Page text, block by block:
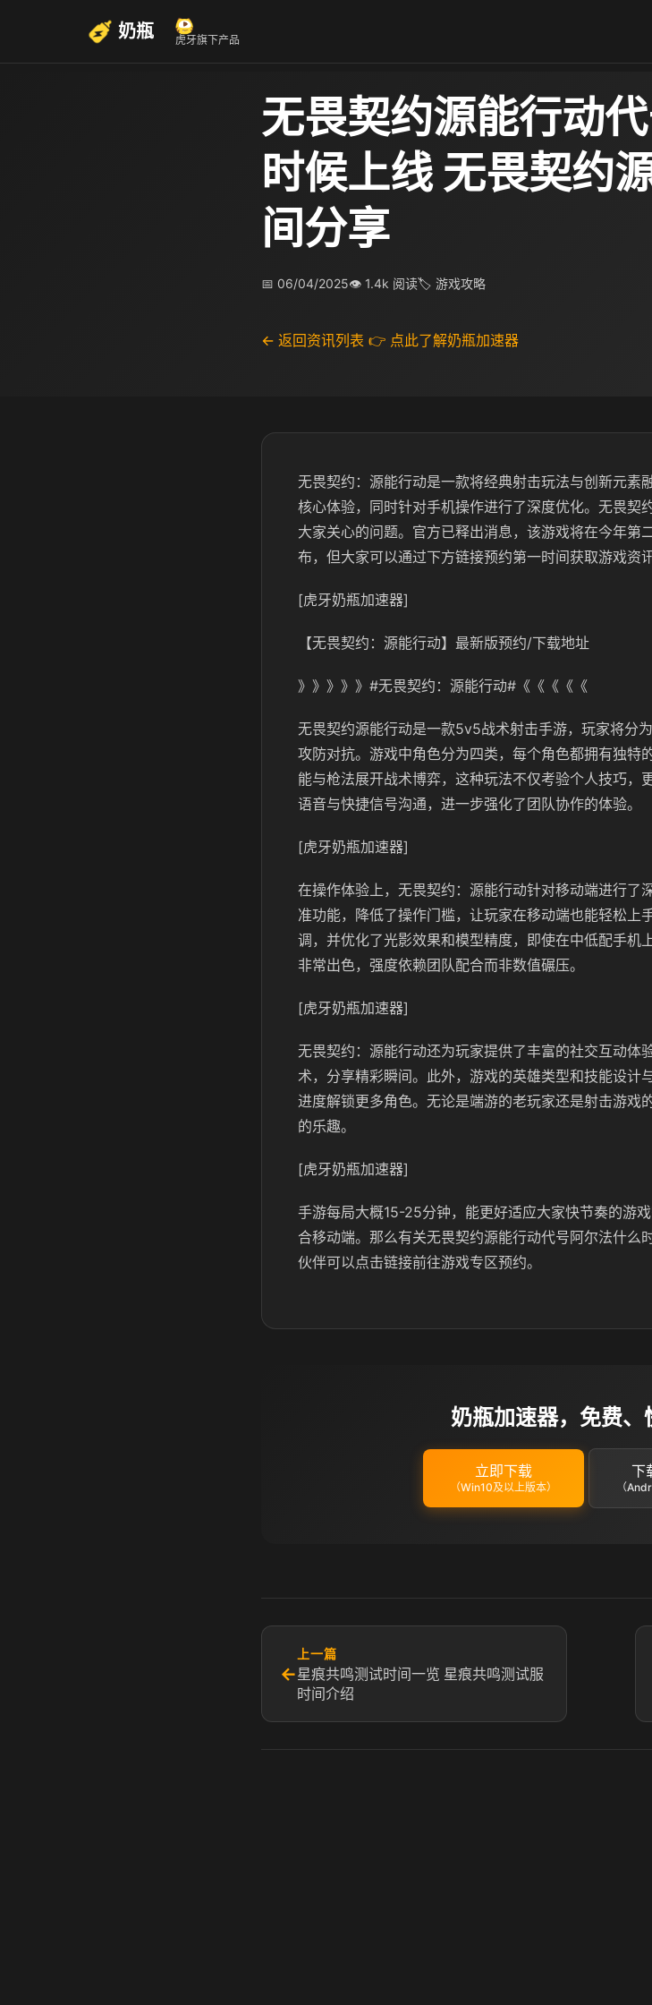
奶瓶 虎牙旗下产品
无畏契约源能行动
时候上线 无畏契约
间分享
📅 06/04/2025👁 1.4k 阅读🏷 游戏攻略
← 返回资讯列表 👉 点此了解奶瓶加速器
无畏契约：源能行动是一款将经典射击玩法与创新元素
核心体验，同时针对手机操作进行了深度优化。无畏契
大家关心的问题。官方已释出消息，该游戏将在今年第
布，但大家可以通过下方链接预约第一时间获取游戏资讯
[虎牙奶瓶加速器]
【无畏契约：源能行动】最新版预约/下载地址
》》》》》#无畏契约：源能行动#《《《《《
无畏契约源能行动是一款5v5战术射击手游，玩家将分
攻防对抗。游戏中角色分为四类，每个角色都拥有独特
能与枪法展开战术博弈，这种玩法不仅考验个人技巧，
语音与快捷信号沟通，进一步强化了团队协作的体验。
[虎牙奶瓶加速器]
在操作体验上，无畏契约：源能行动针对移动端进行了
准功能，降低了操作门槛，让玩家在移动端也能轻松上
调，并优化了光影效果和模型精度，即使在中低配手机
非常出色，强度依赖团队配合而非数值碾压。
[虎牙奶瓶加速器]
无畏契约：源能行动还为玩家提供了丰富的社交互动体
术，分享精彩瞬间。此外，游戏的英雄类型和技能设计
进度解锁更多角色。无论是端游的老玩家还是射击游戏
的乐趣。
[虎牙奶瓶加速器]
手游每局大概15-25分钟，能更好适应大家快节奏的游
合移动端。那么有关无畏契约源能行动代号阿尔法什么
伙伴可以点击链接前往游戏专区预约。
奶瓶加速器，免费、
立即下载
（Win10及以上版本）
下
（
←
上一篇
星痕共鸣测试时间一览 星痕共鸣测试服
时间介绍